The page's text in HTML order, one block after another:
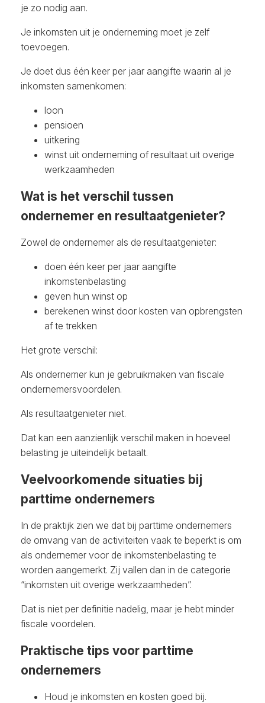
je zo nodig aan.
Je inkomsten uit je onderneming moet je zelf
toevoegen.
Je doet dus één keer per jaar aangifte waarin al je
inkomsten samenkomen:
loon
pensioen
uitkering
winst uit onderneming of resultaat uit overige
werkzaamheden
Wat is het verschil tussen
ondernemer en resultaatgenieter?
Zowel de ondernemer als de resultaatgenieter:
doen één keer per jaar aangifte
inkomstenbelasting
geven hun winst op
berekenen winst door kosten van opbrengsten
af te trekken
Het grote verschil:
Als ondernemer kun je gebruikmaken van fiscale
ondernemersvoordelen.
Als resultaatgenieter niet.
Dat kan een aanzienlijk verschil maken in hoeveel
belasting je uiteindelijk betaalt.
Veelvoorkomende situaties bij
parttime ondernemers
In de praktijk zien we dat bij parttime ondernemers
de omvang van de activiteiten vaak te beperkt is om
als ondernemer voor de inkomstenbelasting te
worden aangemerkt. Zij vallen dan in de categorie
“inkomsten uit overige werkzaamheden”.
Dat is niet per definitie nadelig, maar je hebt minder
fiscale voordelen.
Praktische tips voor parttime
ondernemers
Houd je inkomsten en kosten goed bij.